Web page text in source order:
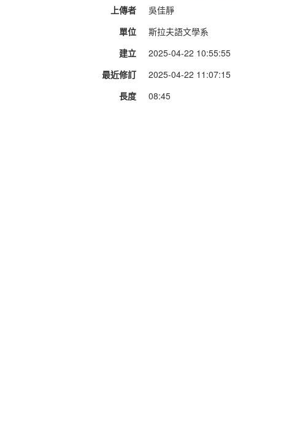
上傳者
吳佳靜
單位
斯拉夫語文學系
建立
2025-04-22 10:55:55
最近修訂
2025-04-22 11:07:15
長度
08:45